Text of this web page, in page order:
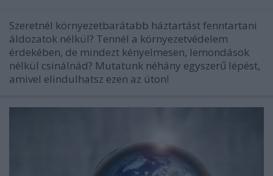
Szeretnél környezetbarátabb háztartást fenntartani
áldozatok nélkül? Tennél a környezetvédelem
érdekében, de mindezt kényelmesen, lemondások
nélkül csinálnád? Mutatunk néhány egyszerű lépést,
amivel elindulhatsz ezen az úton!